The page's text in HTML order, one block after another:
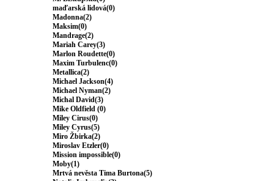
maďarská lidová(0)
Madonna(2)
Maksim(0)
Mandrage(2)
Mariah Carey(3)
Marlon Roudette(0)
Maxim Turbulenc(0)
Metallica(2)
Michael Jackson(4)
Michael Nyman(2)
Michal David(3)
Mike Oldfield (0)
Miley Cirus(0)
Miley Cyrus(5)
Miro Žbirka(2)
Miroslav Etzler(0)
Mission impossible(0)
Moby(1)
Mrtvá nevěsta Tima Burtona(5)